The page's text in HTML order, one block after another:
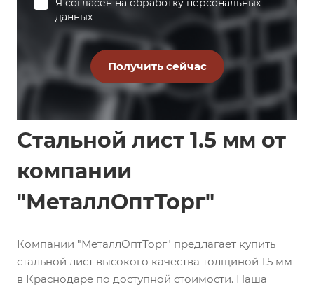
Я согласен на обработку персональных
данных
Стальной лист 1.5 мм от
компании
"МеталлОптТорг"
Компании "МеталлОптТорг" предлагает купить
стальной лист высокого качества толщиной 1.5 мм
в Краснодаре по доступной стоимости. Наша